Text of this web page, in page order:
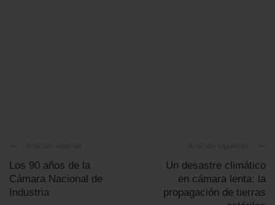
Los 90 años de la
Cámara Nacional de
Industria
Un desastre climático
en cámara lenta: la
propagación de tierras